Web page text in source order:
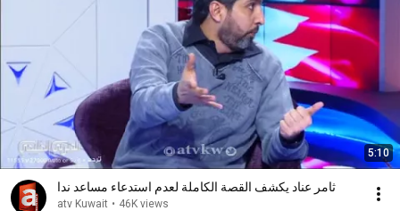
5:10
ثامر عناد يكشف القصة الكاملة لعدم استدعاء مساعد ندا
atv Kuwait • 46K views